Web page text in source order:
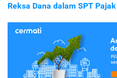
Reksa Dana dalam SPT Pajak